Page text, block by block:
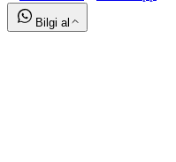
Bilgi al